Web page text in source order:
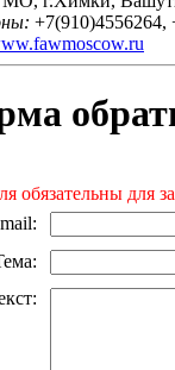
+7(910)4556264,
обязательны для
:
:
: